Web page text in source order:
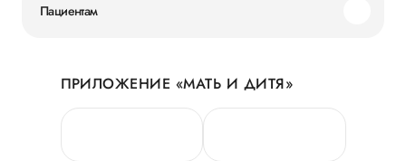
Новости
Руководство
Сотрудничество
Пациентам
Личный кабинет
Персональные данные
Горячая линия качества
ПРИЛОЖЕНИЕ «МАТЬ И ДИТЯ»